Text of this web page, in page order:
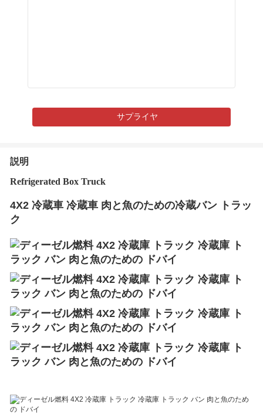
サプライヤ
説明
Refrigerated Box Truck
4X2 冷蔵車 冷蔵車 肉と魚のための冷蔵バン トラッ
ク